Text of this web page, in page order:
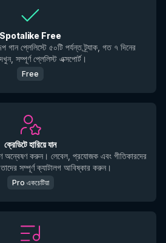
Spotalike Free
প্লেলিস্টে ৫০টি পর্যন্ত ট্র্যাক, গত ৭ দিনের
সম্পূর্ণ প্লেলিস্ট এক্সপোর্ট।
Free
ক্রেডিটে হারিয়ে যান
অন্বেষণ করুন। লেবেল, প্রযোজক এবং গীতিকারদের
সম্পূর্ণ ক্যাটালগ আবিষ্কার করুন।
Pro একচেটিয়া